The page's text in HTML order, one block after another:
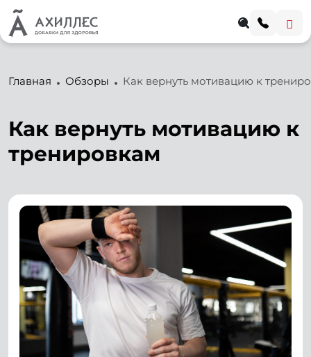
Главная Обзоры Как вернуть мотивацию к
Как вернуть мотивацию к
тренировкам